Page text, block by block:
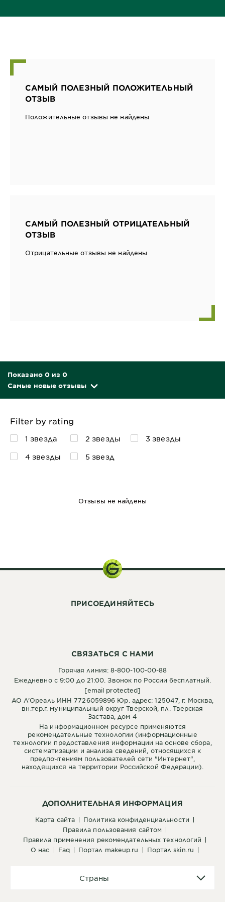
САМЫЙ ПОЛЕЗНЫЙ ПОЛОЖИТЕЛЬНЫЙ
ОТЗЫВ
Положительные отзывы не найдены
САМЫЙ ПОЛЕЗНЫЙ ОТРИЦАТЕЛЬНЫЙ
ОТЗЫВ
Отрицательные отзывы не найдены
Показано 0 из 0
Самые новые отзывы
Filter by rating
1 звезда 2 звезды
3 звезды
4 звезды
5 звезд
Отзывы не найдены
ДОПОЛНИТЕЛЬНАЯ ИНФОРМАЦИЯ
карта сайта
политика конфиденциальности
правила пользования сайтом
правила применения рекомендательных технологий
о нас
faq портал makeup.ru портал skin.ru
Страны
СВЯЗАТЬСЯ С НАМИ
Горячая линия: 8-800-100-00-88
Ежедневно с 9:00 до 21:00. Звонок по России бесплатный.
[email protected]
АО Л’Ореаль ИНН 7726059896 Юр. адрес: 125047, г. Москва,
вн.тер.г. муниципальный округ Тверской, пл. Тверская
Застава, дом 4
На информационном ресурсе применяются
рекомендательные технологии (информационные
технологии предоставления информации на основе сбора,
систематизации и анализа сведений, относящихся к
предпочтениям пользователей сети "Интернет",
находящихся на территории Российской Федерации).
ПРИСОЕДИНЯЙТЕСЬ